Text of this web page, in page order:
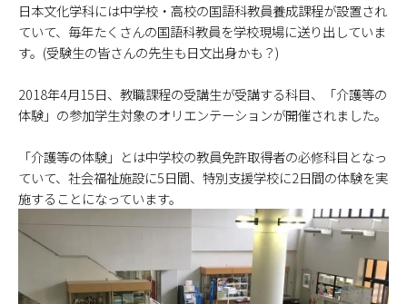
日本文化学科には中学校・高校の国語科教員養成課程が設置され
ていて、毎年たくさんの国語科教員を学校現場に送り出していま
す。(受験生の皆さんの先生も日文出身かも？)
2018年4月15日、教職課程の受講生が受講する科目、「介護等の
体験」の参加学生対象のオリエンテーションが開催されました。
「介護等の体験」とは中学校の教員免許取得者の必修科目となっ
ていて、社会福祉施設に5日間、特別支援学校に2日間の体験を実
施することになっています。